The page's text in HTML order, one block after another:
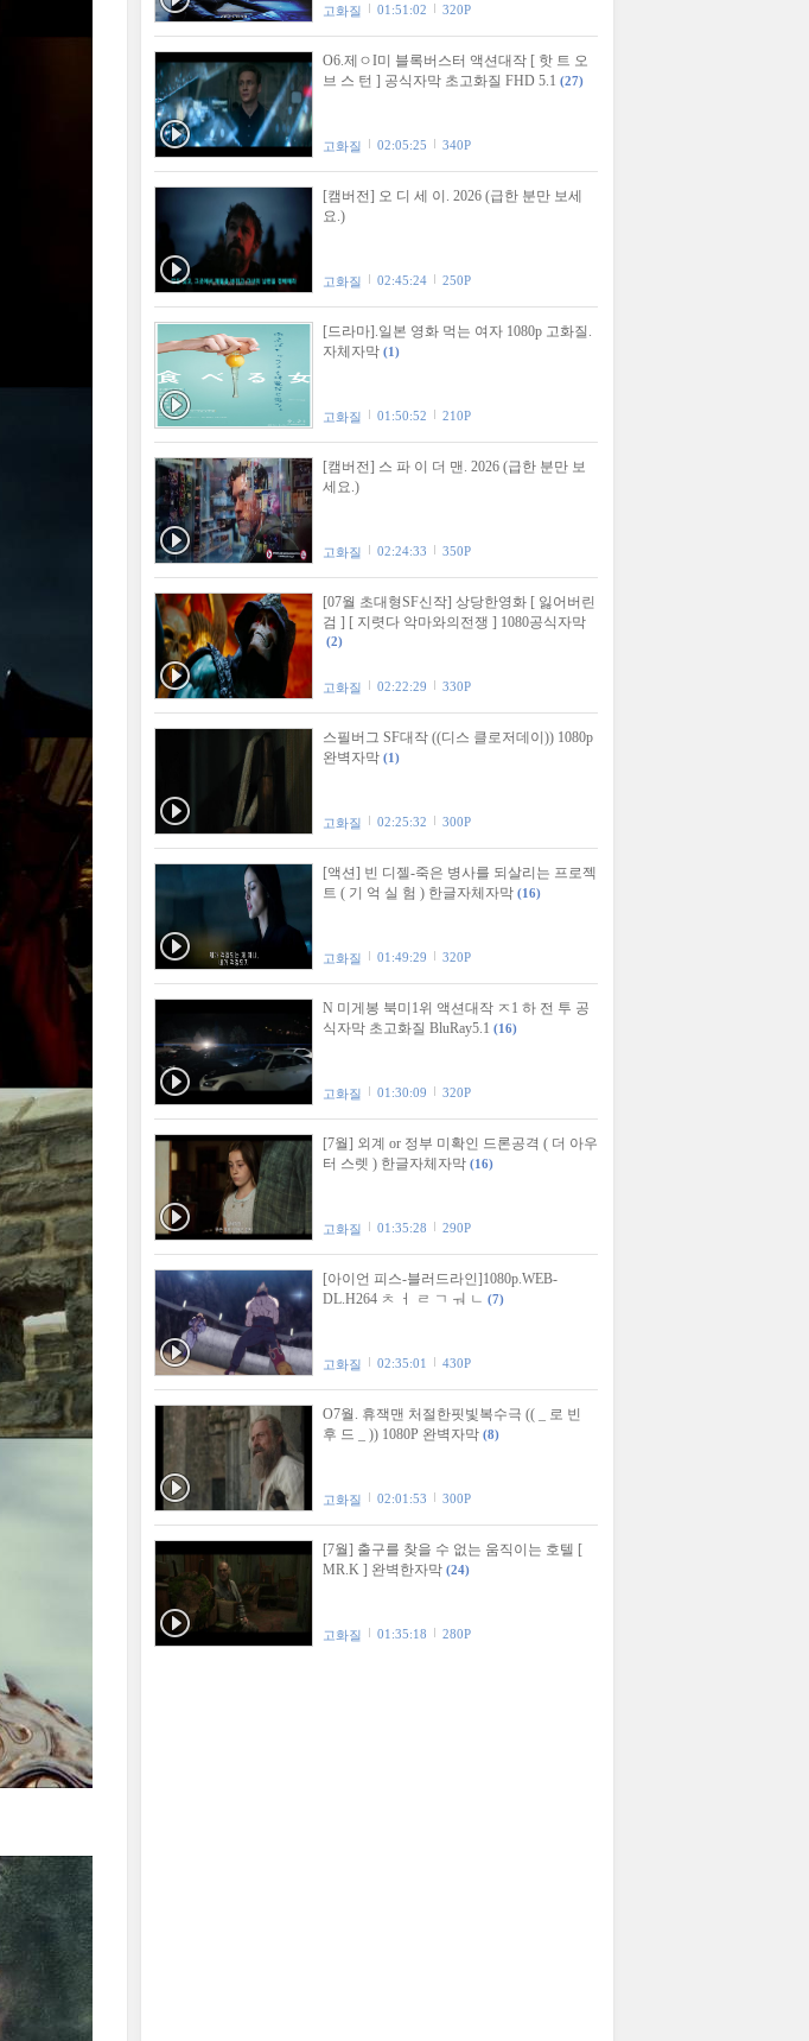
고화질 01:51:02 320P
O6.제ㅇI미 블록버스터 액션대작 [ 핫 트 오
브 스 턴 ] 공식자막 초고화질 FHD 5.1 (27)
고화질 02:05:25 340P
[캠버전] 오 디 세 이. 2026 (급한 분만 보세
요.)
고화질 02:45:24 250P
[드라마].일본 영화 먹는 여자 1080p 고화질.
자체자막 (1)
고화질 01:50:52 210P
[캠버전] 스 파 이 더 맨. 2026 (급한 분만 보
세요.)
고화질 02:24:33 350P
[07월 초대형SF신작] 상당한영화 [ 잃어버린
검 ] [ 지렷다 악마와의전쟁 ] 1080공식자막
(2)
고화질 02:22:29 330P
스필버그 SF대작 ((디스 클로저데이)) 1080p
완벽자막 (1)
고화질 02:25:32 300P
[액션] 빈 디젤-죽은 병사를 되살리는 프로젝
트 ( 기 억 실 험 ) 한글자체자막 (16)
고화질 01:49:29 320P
N 미게봉 북미1위 액션대작 ㅈ1 하 전 투 공
식자막 초고화질 BluRay5.1 (16)
고화질 01:30:09 320P
[7월] 외계 or 정부 미확인 드론공격 ( 더 아우
터 스렛 ) 한글자체자막 (16)
고화질 01:35:28 290P
[아이언 피스-블러드라인]1080p.WEB-
DL.H264 ㅊ ㅓ ㄹ ㄱ ㅝ ㄴ (7)
고화질 02:35:01 430P
O7월. 휴잭맨 처절한핏빛복수극 (( _ 로 빈
후 드 _ )) 1080P 완벽자막 (8)
고화질 02:01:53 300P
[7월] 출구를 찾을 수 없는 움직이는 호텔 [
MR.K ] 완벽한자막 (24)
고화질 01:35:18 280P